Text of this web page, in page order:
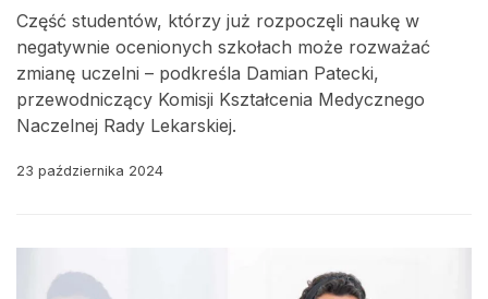
Część studentów, którzy już rozpoczęli naukę w
negatywnie ocenionych szkołach może rozważać
zmianę uczelni – podkreśla Damian Patecki,
przewodniczący Komisji Kształcenia Medycznego
Naczelnej Rady Lekarskiej.
23 października 2024